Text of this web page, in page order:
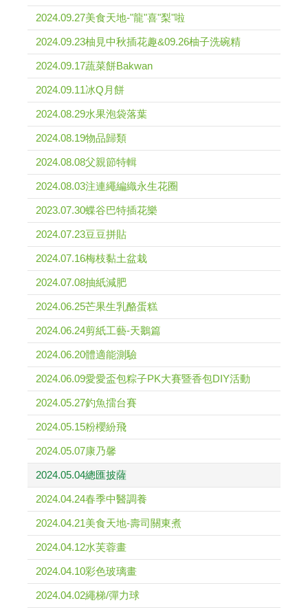
2024.09.27美食天地-"龍"喜"梨"啦
2024.09.23柚見中秋插花趣&09.26柚子洗碗精
2024.09.17蔬菜餅Bakwan
2024.09.11冰Q月餅
2024.08.29水果泡袋落葉
2024.08.19物品歸類
2024.08.08父親節特輯
2024.08.03注連繩編織永生花圈
2023.07.30蝶谷巴特插花樂
2024.07.23豆豆拼貼
2024.07.16梅枝黏土盆栽
2024.07.08抽紙減肥
2024.06.25芒果生乳酪蛋糕
2024.06.24剪紙工藝-天鵝篇
2024.06.20體適能測驗
2024.06.09愛愛盃包粽子PK大賽暨香包DIY活動
2024.05.27釣魚擂台賽
2024.05.15粉櫻紛飛
2024.05.07康乃馨
2024.05.04總匯披薩
2024.04.24春季中醫調養
2024.04.21美食天地-壽司關東煮
2024.04.12水芙蓉畫
2024.04.10彩色玻璃畫
2024.04.02繩梯/彈力球